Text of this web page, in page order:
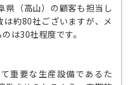
県（高山）の顧客も担当し
約80社ございますが、メ
は30社程度です。
重要な生産設備であるた